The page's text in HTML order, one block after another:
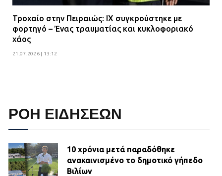
Τροχαίο στην Πειραιώς: ΙΧ συγκρούστηκε με
φορτηγό – Ένας τραυματίας και κυκλοφοριακό
χάος
21.07.2026 | 13:12
ΡΟΗ ΕΙΔΗΣΕΩΝ
10 χρόνια μετά παραδόθηκε
ανακαινισμένο το δημοτικό γήπεδο
Βιλίων